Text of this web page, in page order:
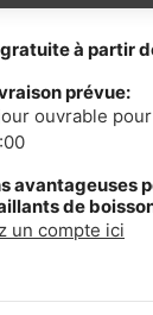
à partir
prévue:
ouvrable
avantageuses
de
un compte ici